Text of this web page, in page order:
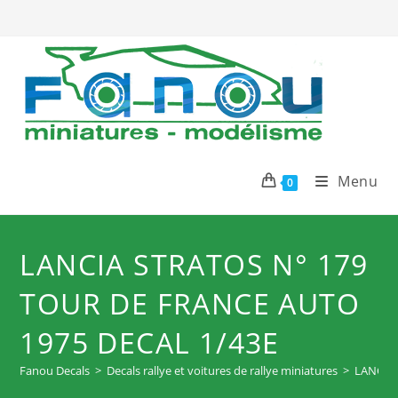
0 Menu
LANCIA STRATOS N° 179
TOUR DE FRANCE AUTO
1975 DECAL 1/43E
Fanou Decals > Decals rallye et voitures de rallye miniatures > LANCIA